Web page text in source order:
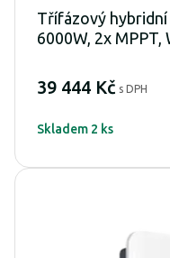
Třífázový hybridní
6000W, 2x
39 444 Kč s DPH
Skladem 2 ks